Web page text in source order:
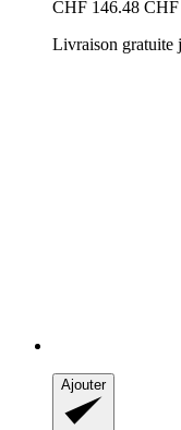
CHF 146.48 CHF
Livraison gratuite
Ajouter